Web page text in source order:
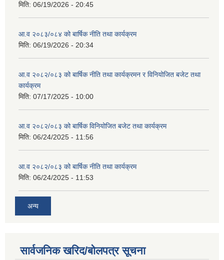
मिति: 06/19/2026 - 20:45
आ.व २०८३/०८४ को बार्षिक नीति तथा कार्यक्रम
मिति: 06/19/2026 - 20:34
आ.व २०८२/०८३ को बार्षिक नीति तथा कार्यक्रमन र विनियोजित बजेट तथा
कार्यक्रम
मिति: 07/17/2025 - 10:00
आ.व २०८२/०८३ को बार्षिक विनियोजित बजेट तथा कार्यक्रम
मिति: 06/24/2025 - 11:56
आ.व २०८२/०८३ को बार्षिक नीति तथा कार्यक्रम
मिति: 06/24/2025 - 11:53
अन्य
सार्वजनिक खरिद/बोलपत्र सूचना